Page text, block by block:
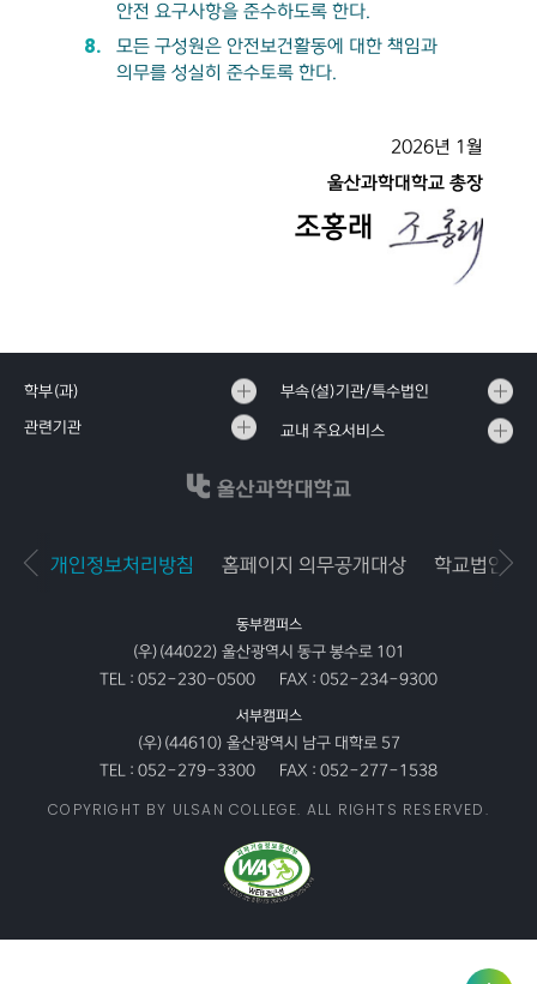
사용자
링크서
안전 요구사항을 준수하도록 한다.
모든 구성원은 안전보건활동에 대한 책임과
의무를 성실히 준수토록 한다.
2026년 1월
울산과학대학교 총장
조홍래
동부캠퍼스
(우)(44022) 울산광역시 동구 봉수로 101
TEL : 052-230-0500 FAX : 052-234-9300
서부캠퍼스
(우)(44610) 울산광역시 남구 대학로 57
TEL : 052-279-3300 FAX : 052-277-1538
개인정보처리방침 홈페이지 의무공개대상 학교법인공
학부(과) 부속(설)기관/특수법인
관련기관 교내 주요서비스
COPYRIGHT BY ULSAN COLLEGE. ALL RIGHTS RESERVED.